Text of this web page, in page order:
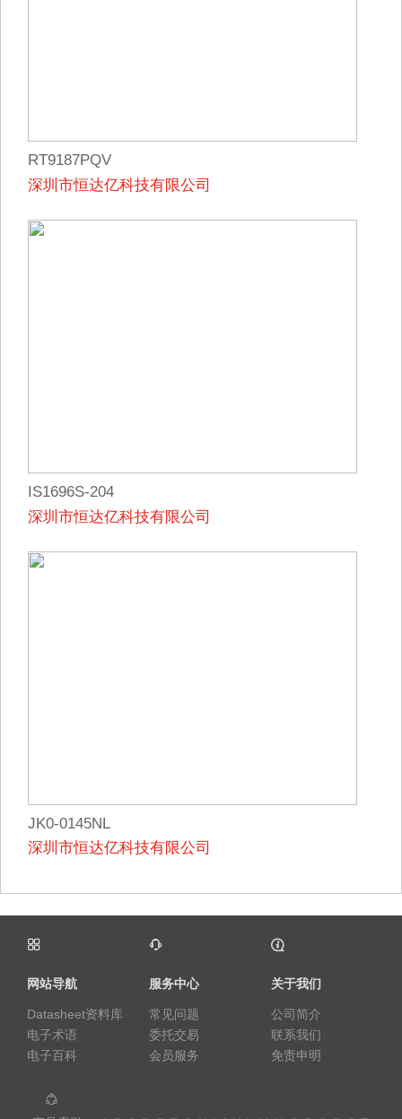
RT9187PQV
深圳市恒达亿科技有限公司
IS1696S-204
深圳市恒达亿科技有限公司
JK0-0145NL
深圳市恒达亿科技有限公司
网站导航
Datasheet资料库
电子术语
电子百科
服务中心
常见问题
委托交易
会员服务
关于我们
公司简介
联系我们
免责申明